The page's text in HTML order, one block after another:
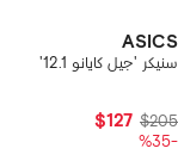
ASICS
سنيكر 'جيل كايانو 12.1'
$205
$127
-%35